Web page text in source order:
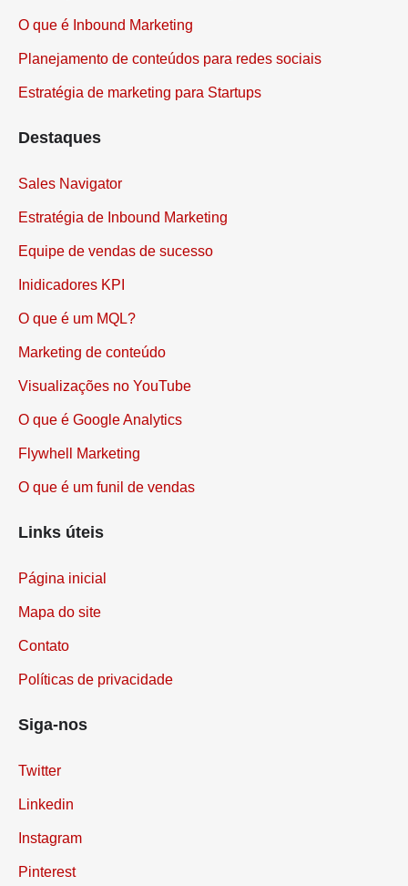
O que é Inbound Marketing
Planejamento de conteúdos para redes sociais
Estratégia de marketing para Startups
Destaques
Sales Navigator
Estratégia de Inbound Marketing
Equipe de vendas de sucesso
Inidicadores KPI
O que é um MQL?
Marketing de conteúdo
Visualizações no YouTube
O que é Google Analytics
Flywhell Marketing
O que é um funil de vendas
Links úteis
Página inicial
Mapa do site
Contato
Políticas de privacidade
Siga-nos
Twitter
Linkedin
Instagram
Pinterest